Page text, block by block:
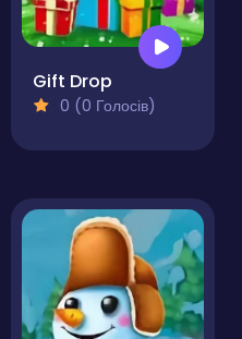
Gift Drop
0 (0 Голосів)